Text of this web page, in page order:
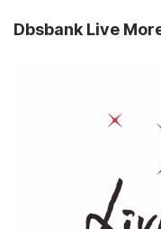
Dbsbank Live